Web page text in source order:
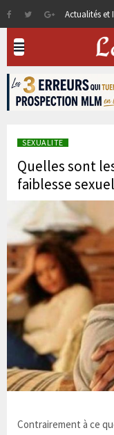
Actualités et
SEXUALITE
Quelles sont
faiblesse
Contrairement à ce